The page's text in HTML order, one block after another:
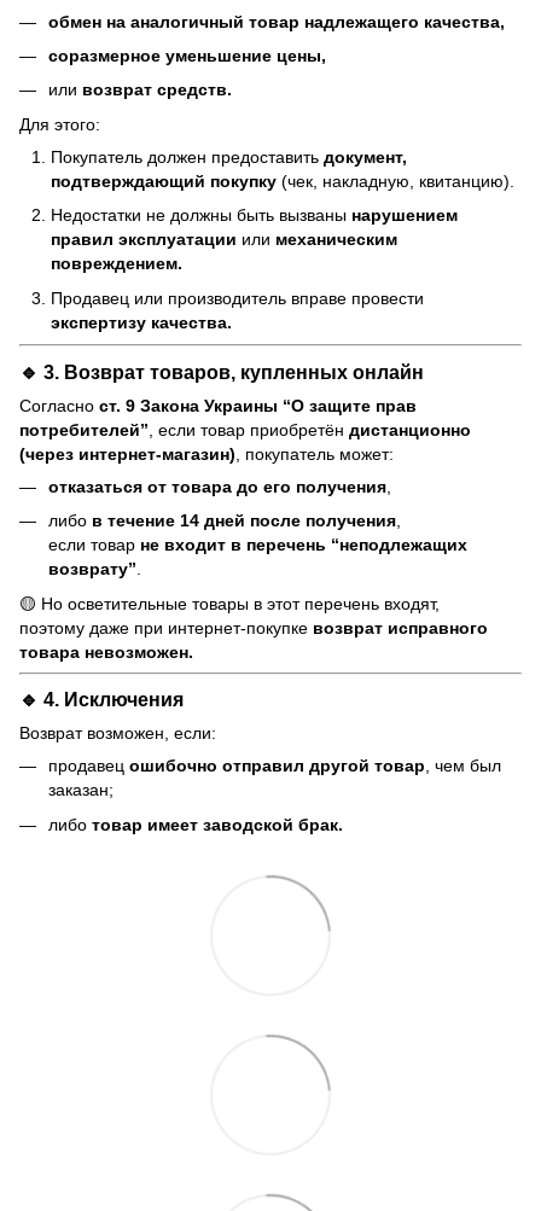
обмен на аналогичный товар надлежащего качества,
соразмерное уменьшение цены,
или возврат средств.
Для этого:
Покупатель должен предоставить документ,
подтверждающий покупку (чек, накладную, квитанцию).
Недостатки не должны быть вызваны нарушением
правил эксплуатации или механическим
повреждением.
Продавец или производитель вправе провести
экспертизу качества.
🔹 3. Возврат товаров, купленных онлайн
Согласно ст. 9 Закона Украины “О защите прав
потребителей” , если товар приобретён дистанционно
(через интернет-магазин) , покупатель может:
отказаться от товара до его получения
либо в течение 14 дней после получения
если товар не входит в перечень “неподлежащих
возврату”
🟡 Но осветительные товары в этот перечень входят,
поэтому даже при интернет-покупке возврат исправного
товара невозможен.
🔹 4. Исключения
Возврат возможен, если:
продавец ошибочно отправил другой товар, чем был
заказан;
либо товар имеет заводской брак.